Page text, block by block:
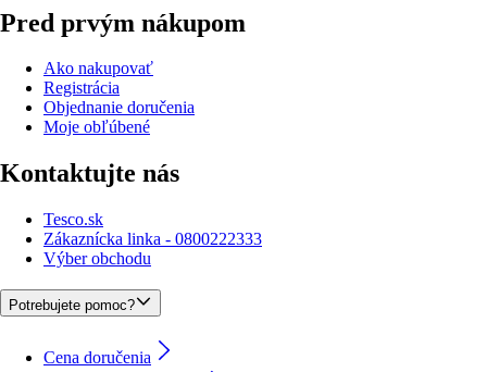
Pred prvým nákupom
Ako nakupovať
Registrácia
Objednanie doručenia
Moje obľúbené
Kontaktujte nás
Tesco.sk
Zákaznícka linka - 0800222333
Výber obchodu
Potrebujete pomoc?
Cena doručenia